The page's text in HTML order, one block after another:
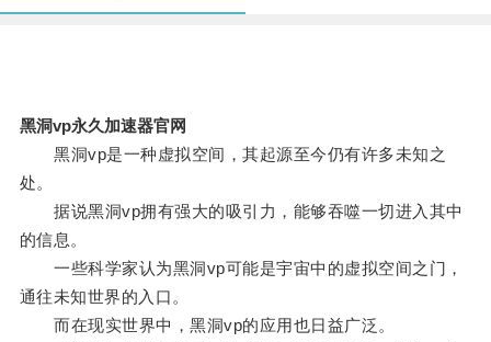
黑洞vp永久加速器官网
黑洞vp是一种虚拟空间，其起源至今仍有许多未知之
处。
据说黑洞vp拥有强大的吸引力，能够吞噬一切进入其中
的信息。
一些科学家认为黑洞vp可能是宇宙中的虚拟空间之门，
通往未知世界的入口。
而在现实世界中，黑洞vp的应用也日益广泛。